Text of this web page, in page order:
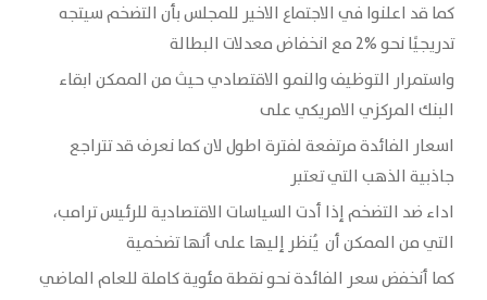
كما قد اعلنوا في الاجتماع الاخير للمجلس بأن التضخم سيتجه
تدريجيًا نحو %2 مع انخفاض معدلات البطالة
واستمرار التوظيف والنمو الاقتصادي حيث من الممكن ابقاء
البنك المركزي الامريكي على
اسعار الفائدة مرتفعة لفترة اطول لان كما نعرف قد تتراجع
جاذبية الذهب التي تعتبر
اداء ضد التضخم إذا أدت السياسات الاقتصادية للرئيس ترامب،
التي من الممكن أن يُنظر إليها على أنها تضخمية
كما أنخفض سعر الفائدة نحو نقطة مئوية كاملة للعام الماضي